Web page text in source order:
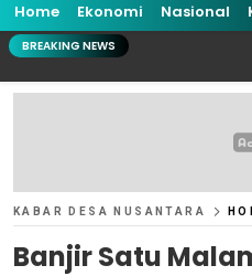
Home Ekonomi Nasional
BREAKING NEWS
KABAR DESA NUSANTARA
Banjir Satu